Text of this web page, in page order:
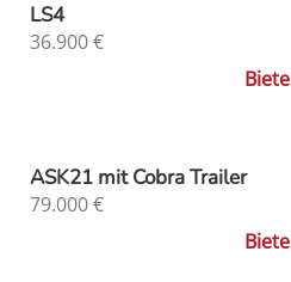
LS4
36.900€
Biete
ASK21 mit Cobra Trailer
79.000€
Biete